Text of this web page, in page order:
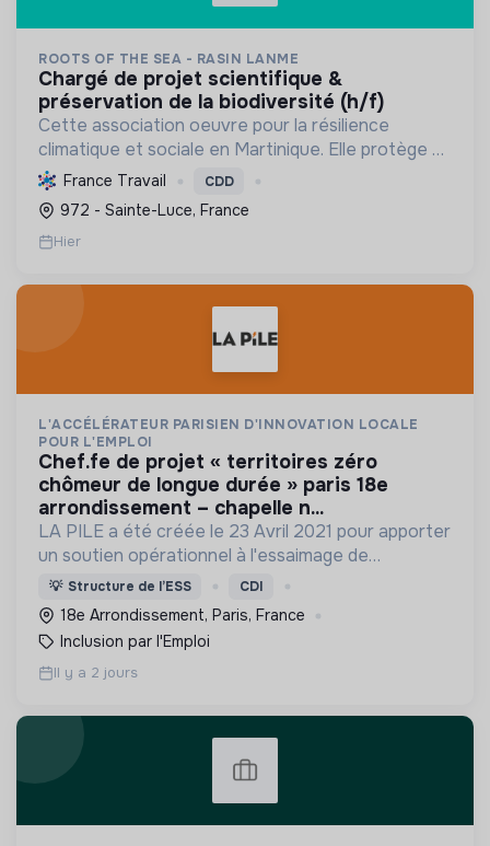
ROOTS OF THE SEA - RASIN LANME
chargé de projet scientifique &
préservation de la biodiversité (h/f)
Cette association oeuvre pour la résilience
climatique et sociale en Martinique. Elle protège et
restaure les écosystèmes marins et côtiers,
sensibilise le public et mobilise les citoyens pour un
aven...
France Travail CDD
972 - Sainte-Luce, France
Hier
L'ACCÉLÉRATEUR PARISIEN D'INNOVATION LOCALE
POUR L'EMPLOI
chef.fe de projet « territoires zéro
chômeur de longue durée » paris 18e
arrondissement – chapelle n...
LA PILE a été créée le 23 Avril 2021 pour apporter
un soutien opérationnel à l'essaimage de
l’expérimentation "Territoires Zéro Chômeur de
Longue Durée" à Paris
💡 Structure de l’ESS CDI
18e Arrondissement, Paris, France
Inclusion par l'Emploi
Il y a 2 jours